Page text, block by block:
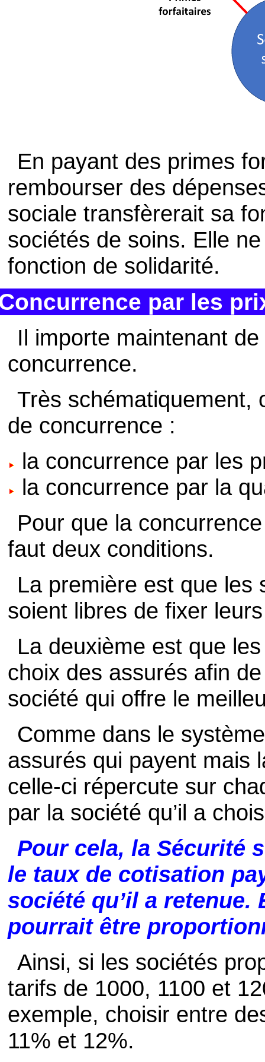
En payant des primes
rembourser des
sociale transfèrerait sa
sociétés de soins. Elle
fonction de solidarité.
par les
Il importe maintenant
concurrence.
Très schématiquement,
de concurrence :
la concurrence par les
la concurrence par la
Pour que la
faut deux conditions.
La première est que les
soient libres de fixer
La deuxième est que
choix des assurés afin
société qui offre le
Comme dans le
assurés qui payent mais
celle-ci répercute sur
par la société qu’il a
Pour cela, la Sécurité
le taux de cotisation
société qu’il a retenue.
pourrait être
Ainsi, si les sociétés
tarifs de 1000, 1100 et
exemple, choisir entre
11% et 12%.